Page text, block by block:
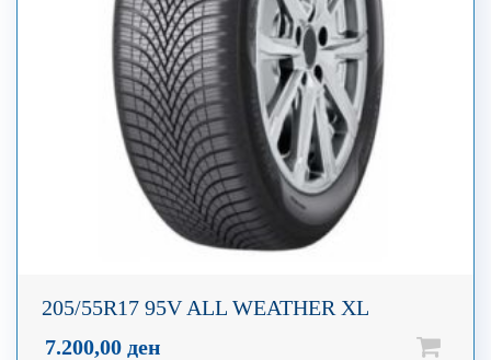
205/55R17 95V ALL WEATHER XL
7.200,00 ден